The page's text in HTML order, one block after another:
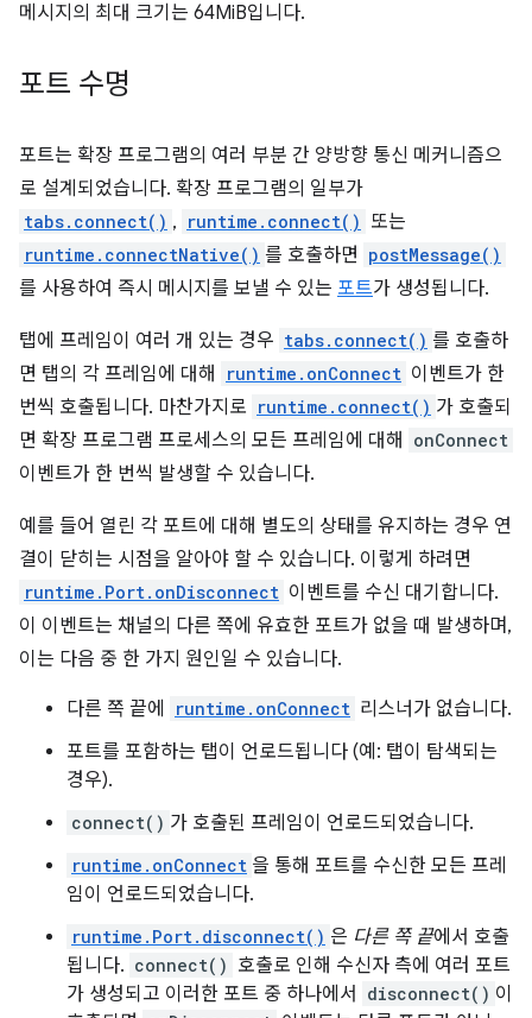
메시지의 최대 크기는 64MiB입니다.
포트 수명
포트는 확장 프로그램의 여러 부분 간 양방향 통신 메커니즘으
로 설계되었습니다. 확장 프로그램의 일부가
tabs.connect() , runtime.connect() 또는
runtime.connectNative() 를 호출하면 postMessage()
를 사용하여 즉시 메시지를 보낼 수 있는 포트가 생성됩니다.
탭에 프레임이 여러 개 있는 경우 tabs.connect() 를 호출하
면 탭의 각 프레임에 대해
runtime.onConnect 이벤트가 한
번씩 호출됩니다. 마찬가지로 runtime.connect() 가 호출되
면 확장 프로그램 프로세스의 모든 프레임에 대해
onConnect
이벤트가 한 번씩 발생할 수 있습니다.
예를 들어 열린 각 포트에 대해 별도의 상태를 유지하는 경우 연
결이 닫히는 시점을 알아야 할 수 있습니다. 이렇게 하려면
runtime.Port.onDisconnect 이벤트를 수신 대기합니다.
이 이벤트는 채널의 다른 쪽에 유효한 포트가 없을 때 발생하며,
이는 다음 중 한 가지 원인일 수 있습니다.
다른 쪽 끝에 runtime.onConnect 리스너가 없습니다.
포트를 포함하는 탭이 언로드됩니다 (예: 탭이 탐색되는
경우).
connect() 가 호출된 프레임이 언로드되었습니다.
runtime.onConnect 을 통해 포트를 수신한 모든 프레
임이 언로드되었습니다.
runtime.Port.disconnect() 은 다른 쪽 끝에서 호출
됩니다. connect() 호출로 인해 수신자 측에 여러 포트
가 생성되고 이러한 포트 중 하나에서
disconnect() 이